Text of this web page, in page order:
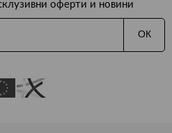
оферти и новини
ОК